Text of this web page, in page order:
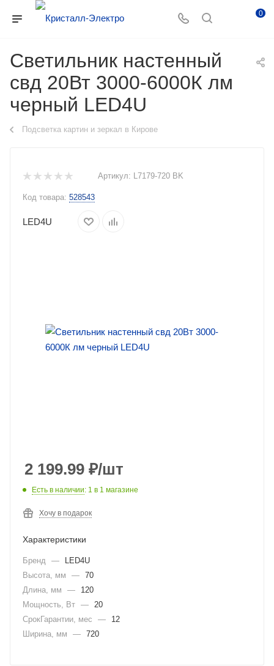
0
Светильник настенный
свд 20Вт 3000-6000К лм
черный LED4U
Подсветка картин и зеркал в Кирове
Артикул: L7179-720 BK
Код товара: 528543
LED4U
2 199.99 ₽/шт
Есть в наличии: 1 в 1 магазине
Хочу в подарок
Характеристики
Бренд —
LED4U
Высота, мм
— 70
Длина, мм
—
120
Мощность, Вт —
20
СрокГарантии, мес
—
12
Ширина, мм
— 720